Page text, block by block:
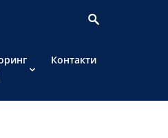
Контакти